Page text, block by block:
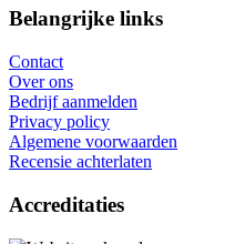
Belangrijke links
Contact
Over ons
Bedrijf aanmelden
Privacy policy
Algemene voorwaarden
Recensie achterlaten
Accreditaties